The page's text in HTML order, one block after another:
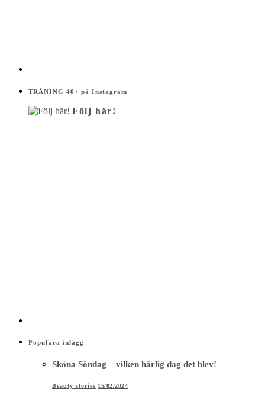
TRÄNING 40+ på Instagram
Följ här!
Populära inlägg
Sköna Söndag – vilken härlig dag det blev!
Beauty stories 15/02/2024